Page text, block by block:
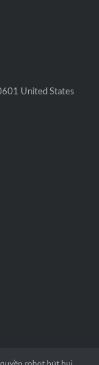
United States